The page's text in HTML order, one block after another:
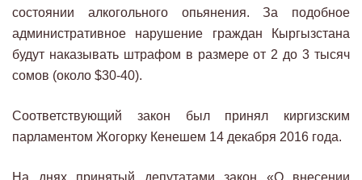
состоянии алкогольного опьянения. За подобное
административное нарушение граждан Кыргызстана
будут наказывать штрафом в размере от 2 до 3 тысяч
сомов (около $30-40).
Соответствующий закон был принял киргизским
парламентом Жогорку Кенешем 14 декабря 2016 года.